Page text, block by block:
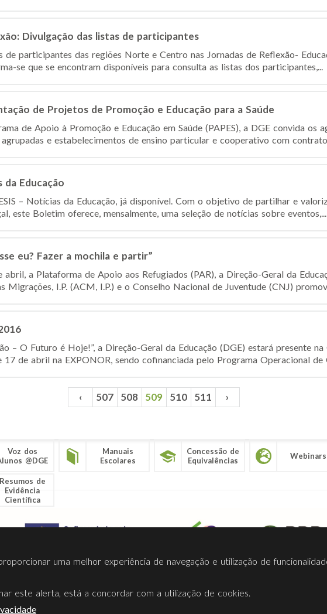
Divulgação das listas de participantes
de participantes das regiões Norte e Centro nas Jornadas de Reflexão-
se que se encontram disponíveis para consulta as listas dos participantes,...
de Projetos de Promoção e Educação para a Saúde
de Apoio à Promoção e Educação em Saúde (PAPES), a DGE convida os
agrupadas e estabelecimentos de ensino particular e cooperativo com contrato
da Educação
– Notícias da Educação, já disponível. Com o objetivo de partilhar e
este Boletim oferece, mensalmente, uma seleção de notícias sobre eventos,...
eu? Fazer a mochila e partir”
abril, a Plataforma de Apoio aos Refugiados (PAR), a Direção-Geral da
Migrações, I.P. (ACM, I.P.) e o Conselho Nacional de Juventude (CNJ)
– O Futuro é Hoje!”, a Direção-Geral da Educação (DGE) estará presente
de abril na EXPONOR, sendo cofinanciada pelo Programa Operacional de
‹ 507 508 509 510 511 ›
Voz dos
@DGE
Manuais
Escolares
Concessão de
Equivalências
Webinars
Resumos de
Evidência
Científica
Termos Utilização Contactos Ligações Facebook
uma melhor experiência de navegação e utilização de
este alerta, está a concordar com a utilização de cookies.